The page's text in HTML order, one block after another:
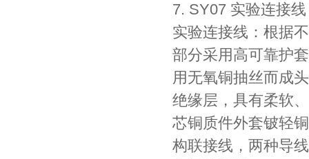
7. SY07 实验连接线
实验连接线：根据
部分采用高可靠护
用无氧铜抽丝而成
绝缘层，具有柔软
芯铜质件外套铍轻
构联接线，两种导